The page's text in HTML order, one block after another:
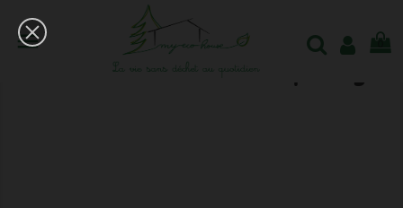

Kit 3 Pinceaux De Maquillage